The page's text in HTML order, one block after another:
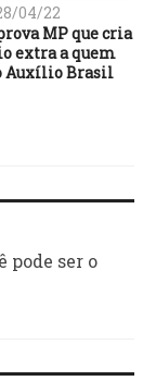
04/22
MP que cria
extra a quem
Auxílio Brasil
pode ser o